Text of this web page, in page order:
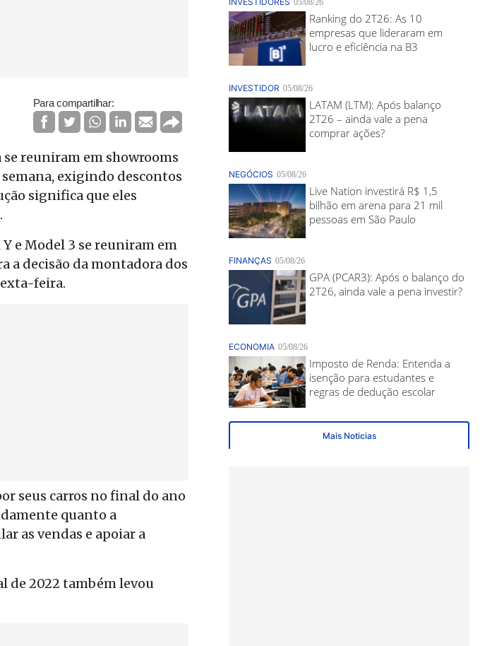
Para compartilhar:
reuniram em showrooms
exigindo descontos
significa que eles
e Model 3 se reuniram em
a decisão da montadora dos
feira.
seus carros no final do ano
quanto a
as vendas e apoiar a
de 2022 também levou